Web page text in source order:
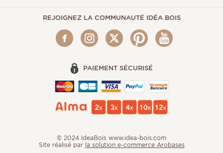
REJOIGNEZ LA COMMUNAUTÉ IDÉA BOIS
PAIEMENT SÉCURISÉ
© 2024 IdeaBois www.idea-bois.com
Site réalisé par la solution e-commerce Arobases